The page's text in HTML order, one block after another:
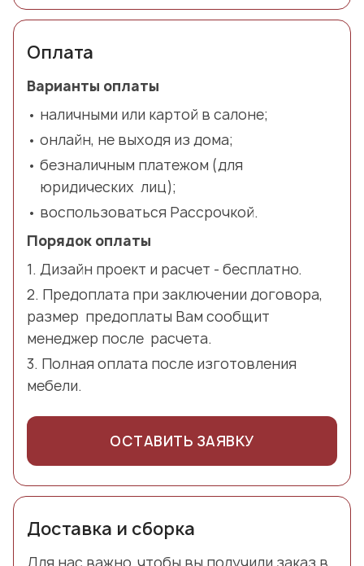
Оплата
Варианты оплаты
наличными или картой в салоне;
онлайн, не выходя из дома;
безналичным платежом (для
юридических лиц);
воспользоваться Рассрочкой.
Порядок оплаты
Дизайн проект и расчет - бесплатно.
Предоплата при заключении договора,
размер предоплаты Вам сообщит
менеджер после расчета.
Полная оплата после изготовления
мебели.
ОСТАВИТЬ ЗАЯВКУ
Доставка и сборка
Для нас важно, чтобы вы получили заказ в